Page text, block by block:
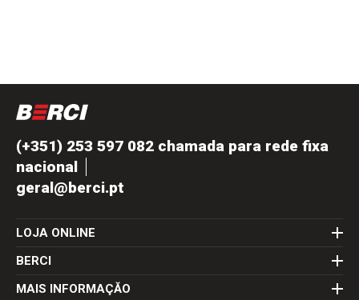
(+351) 253 597 082 chamada para rede fixa
nacional
geral@berci.pt
LOJA ONLINE
BERCI
MAIS INFORMAÇĂO